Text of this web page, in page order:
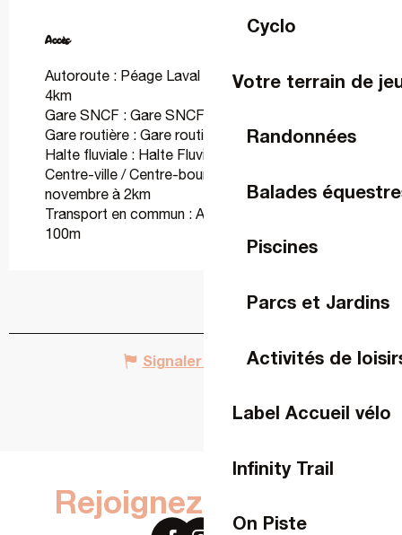
Cyclo
Votre terrain de
Randonnées
Balades
Piscines
Parcs et Jardins
Activités de
Label Accueil vélo
Infinity Trail
On Piste
Accès
Accès
Autoroute : Péage Laval Est, Autoroute A81 à
4km
Gare SNCF : Gare SNCF de Laval à 800m
Gare routière : Gare routière de Laval à 800m
Halte fluviale : Halte Fluviale de Laval à 2km
Centre-ville / Centre-bourg : Place du 11
novembre à 2km
Transport en commun : Arrêt de bus Le Basser à
100m
Signaler une erreur
Rejoignez-nous sur